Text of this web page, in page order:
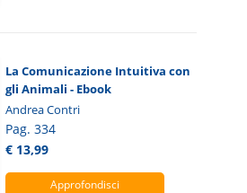
La Comunicazione Intuitiva con
gli Animali - Ebook
Andrea Contri
Pag. 334
€ 13,99
Approfondisci